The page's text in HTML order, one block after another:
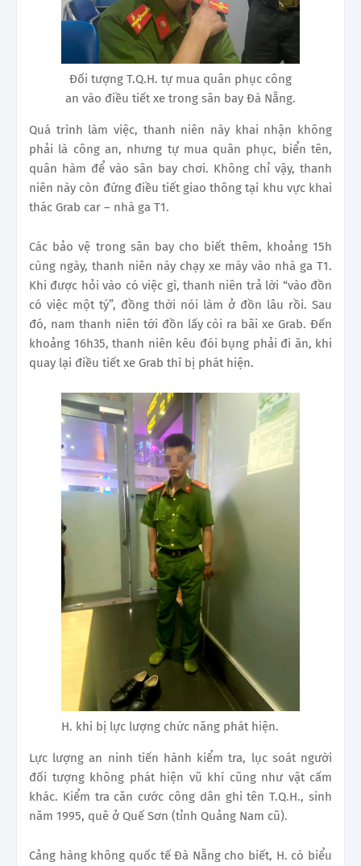
Đối tượng T.Q.H. tự mua quân phục công
an vào điều tiết xe trong sân bay Đà Nẵng.
Quá trình làm việc, thanh niên này khai nhận không
phải là công an, nhưng tự mua quân phục, biển tên,
quân hàm để vào sân bay chơi. Không chỉ vậy, thanh
niên này còn đứng điều tiết giao thông tại khu vực khai
thác Grab car – nhà ga T1.
Các bảo vệ trong sân bay cho biết thêm, khoảng 15h
cùng ngày, thanh niên này chạy xe máy vào nhà ga T1.
Khi được hỏi vào có việc gì, thanh niên trả lời “vào đồn
có việc một tý”, đồng thời nói làm ở đồn lâu rồi. Sau
đó, nam thanh niên tới đồn lấy còi ra bãi xe Grab. Đến
khoảng 16h35, thanh niên kêu đói bụng phải đi ăn, khi
quay lại điều tiết xe Grab thì bị phát hiện.
H. khi bị lực lượng chức năng phát hiện.
Lực lượng an ninh tiến hành kiểm tra, lục soát người
đối tượng không phát hiện vũ khí cũng như vật cấm
khác. Kiểm tra căn cước công dân ghi tên T.Q.H., sinh
năm 1995, quê ở Quế Sơn (tỉnh Quảng Nam cũ).
Cảng hàng không quốc tế Đà Nẵng cho biết, H. có biểu